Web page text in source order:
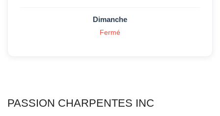
Dimanche
Fermé